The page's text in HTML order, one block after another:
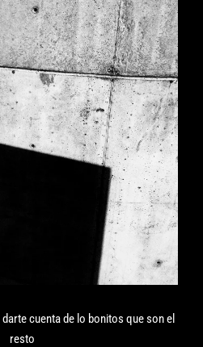
cuenta de lo bonitos que son el
resto